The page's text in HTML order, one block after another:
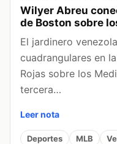
Wilyer Abreu
de Boston sobre
El jardinero
cuadrangulares en
Rojas sobre los
tercera…
Leer nota
Deportes MLB